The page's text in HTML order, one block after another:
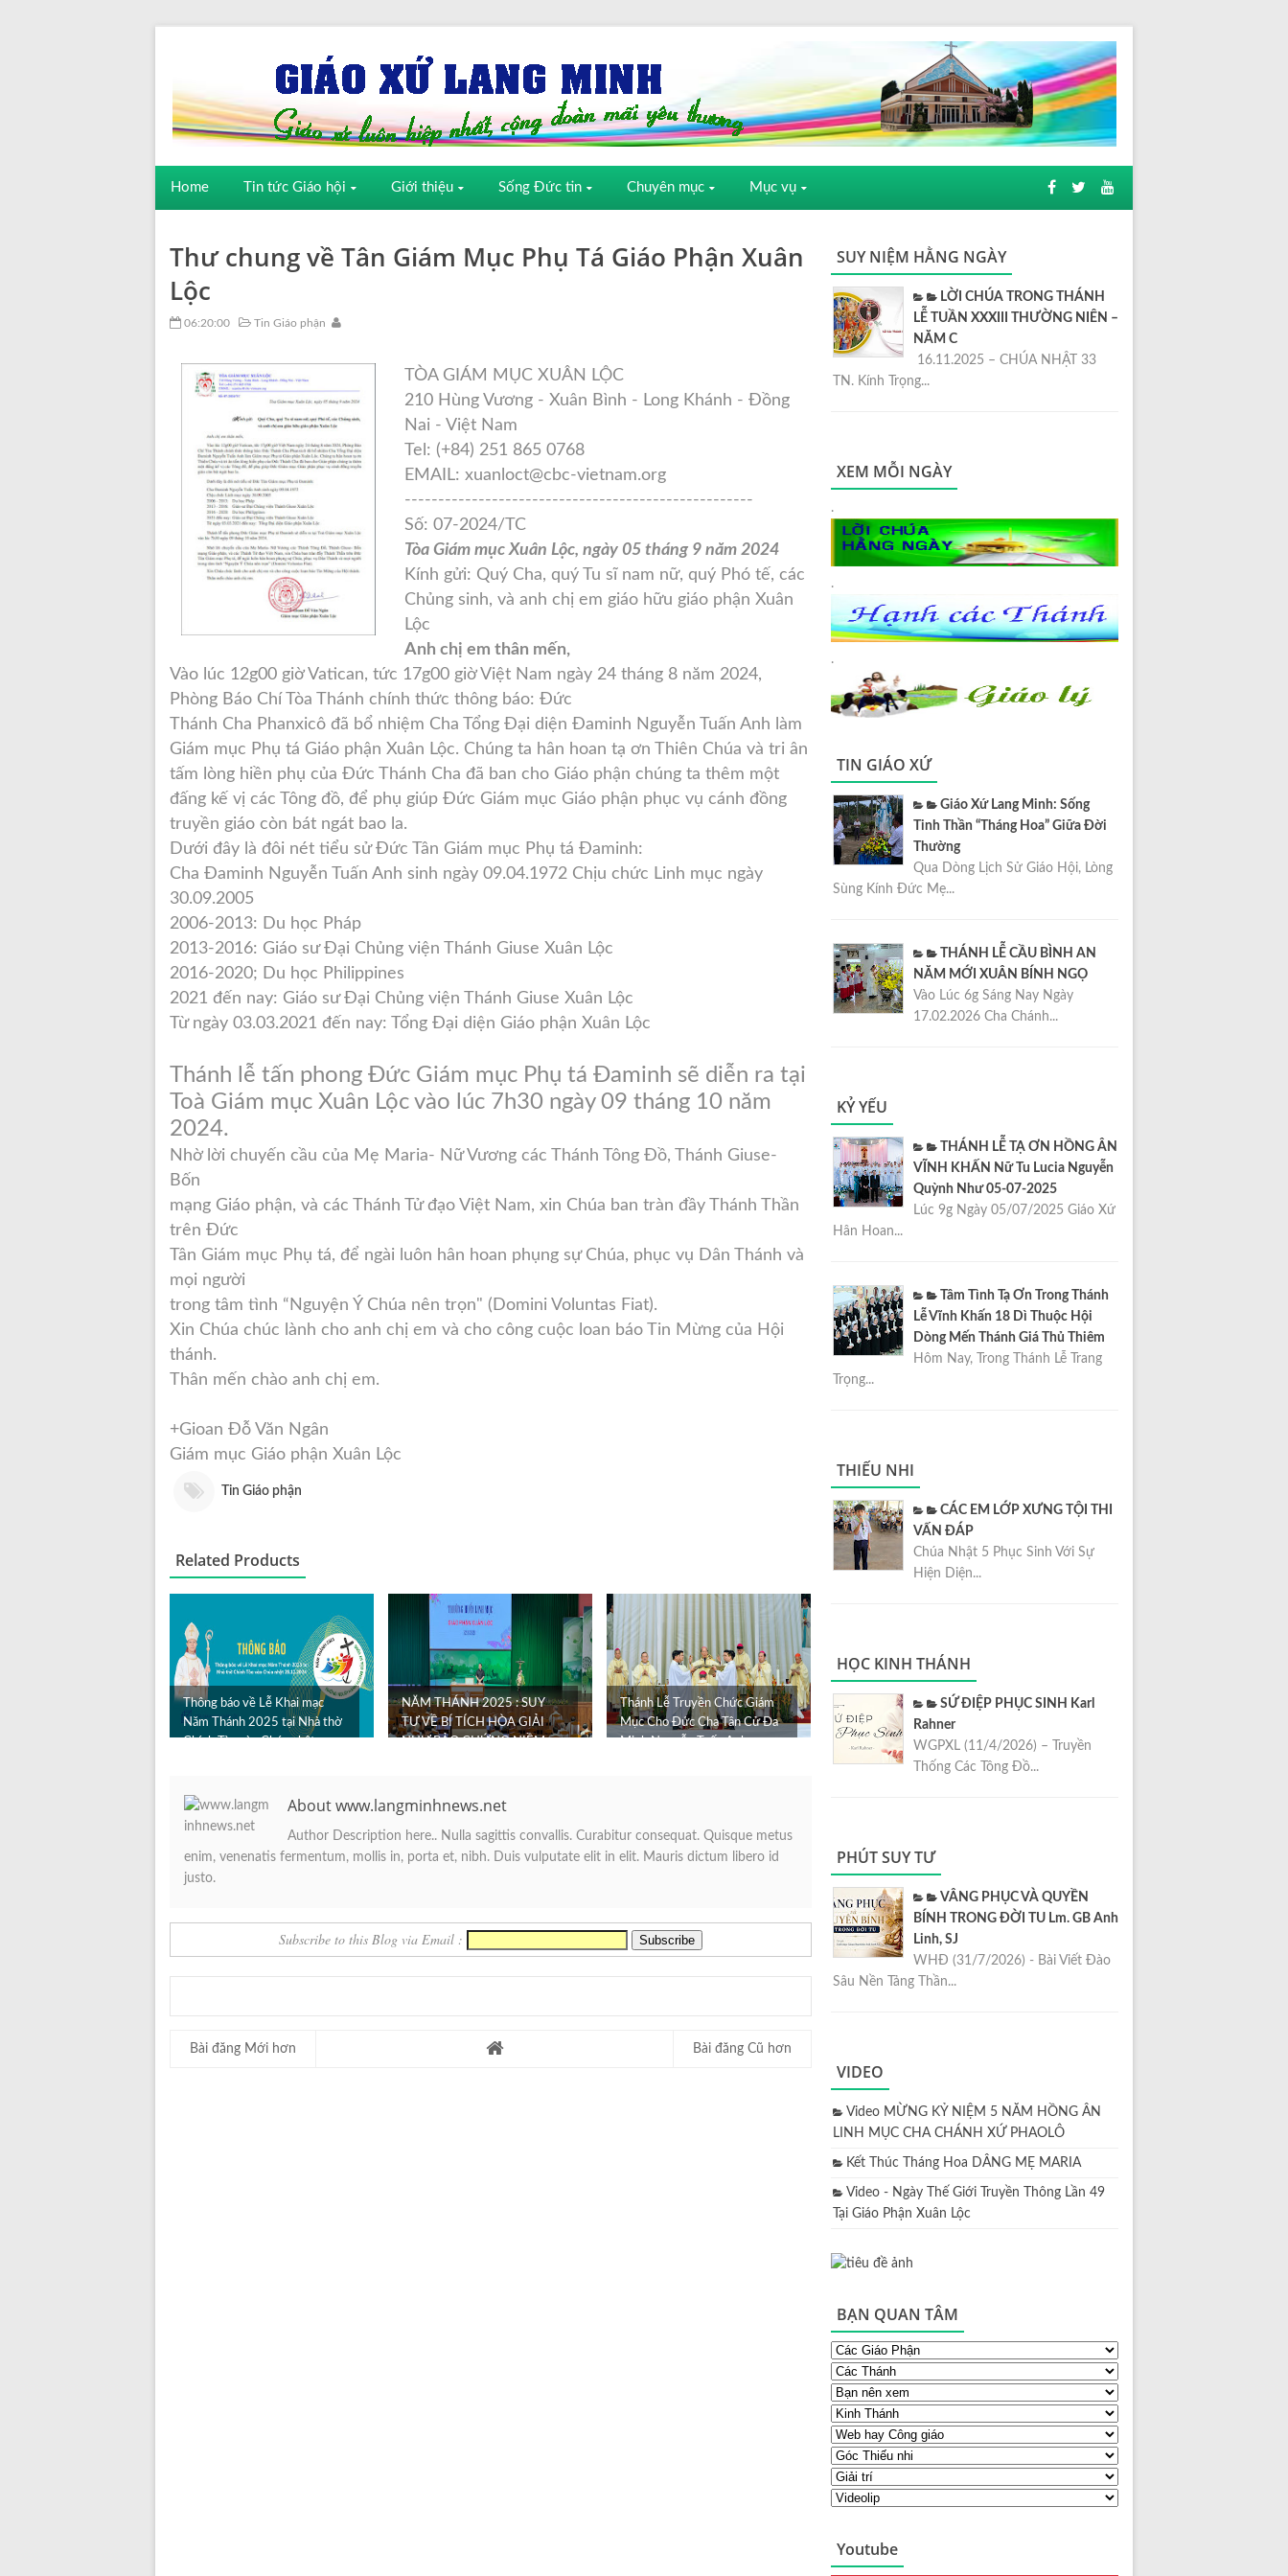
Home Tin tức Giáo hội Giới thiệu Sống Đức tin Chuyên mục Mục vụ
Thư chung về Tân Giám Mục Phụ Tá Giáo Phận Xuân
Lộc
06:20:00 Tin Giáo phận
TÒA GIÁM MỤC XUÂN LỘC
210 Hùng Vương - Xuân Bình - Long Khánh - Đồng
Nai - Việt Nam
Tel: (+84) 251 865 0768
EMAIL: xuanloct@cbc-vietnam.org
----------------------------------------------------
Số: 07-2024/TC
Tòa Giám mục Xuân Lộc, ngày 05 tháng 9 năm 2024
Kính gửi: Quý Cha, quý Tu sĩ nam nữ, quý Phó tế, các
Chủng sinh, và anh chị em giáo hữu giáo phận Xuân
Lộc
Anh chị em thân mến,
Vào lúc 12g00 giờ Vatican, tức 17g00 giờ Việt Nam ngày 24 tháng 8 năm 2024,
Phòng Báo Chí Tòa Thánh chính thức thông báo: Đức
Thánh Cha Phanxicô đã bổ nhiệm Cha Tổng Đại diện Đaminh Nguyễn Tuấn Anh làm
Giám mục Phụ tá Giáo phận Xuân Lộc. Chúng ta hân hoan tạ ơn Thiên Chúa và tri ân
tấm lòng hiền phụ của Đức Thánh Cha đã ban cho Giáo phận chúng ta thêm một
đấng kế vị các Tông đồ, để phụ giúp Đức Giám mục Giáo phận phục vụ cánh đồng
truyền giáo còn bát ngát bao la.
Dưới đây là đôi nét tiểu sử Đức Tân Giám mục Phụ tá Đaminh:
Cha Đaminh Nguyễn Tuấn Anh sinh ngày 09.04.1972 Chịu chức Linh mục ngày
30.09.2005
2006-2013: Du học Pháp
2013-2016: Giáo sư Đại Chủng viện Thánh Giuse Xuân Lộc
2016-2020; Du học Philippines
2021 đến nay: Giáo sư Đại Chủng viện Thánh Giuse Xuân Lộc
Từ ngày 03.03.2021 đến nay: Tổng Đại diện Giáo phận Xuân Lộc
Thánh lễ tấn phong Đức Giám mục Phụ tá Đaminh sẽ diễn ra tại
Toà Giám mục Xuân Lộc vào lúc 7h30 ngày 09 tháng 10 năm
2024.
Nhờ lời chuyến cầu của Mẹ Maria- Nữ Vương các Thánh Tông Đồ, Thánh Giuse-
Bốn
mạng Giáo phận, và các Thánh Tử đạo Việt Nam, xin Chúa ban tràn đầy Thánh Thần
trên Đức
Tân Giám mục Phụ tá, để ngài luôn hân hoan phụng sự Chúa, phục vụ Dân Thánh và
mọi người
trong tâm tình “Nguyện Ý Chúa nên trọn" (Domini Voluntas Fiat).
Xin Chúa chúc lành cho anh chị em và cho công cuộc loan báo Tin Mừng của Hội
thánh.
Thân mến chào anh chị em.
+Gioan Đỗ Văn Ngân
Giám mục Giáo phận Xuân Lộc
Tin Giáo phận
Related Products
Thông báo về Lễ Khai mạc
Năm Thánh 2025 tại Nhà thờ
Chính Tòa vào Chúa nhật
NĂM THÁNH 2025 : SUY
TƯ VỀ BÍ TÍCH HÒA GIẢI
NHƯ BẢO CHỨNG NIỀM
Thánh Lễ Truyền Chức Giám
Mục Cho Đức Cha Tân Cử Đa
Minh Nguyễn Tuấn Anh
About www.langminhnews.net
Author Description here.. Nulla sagittis convallis. Curabitur consequat. Quisque metus
enim, venenatis fermentum, mollis in, porta et, nibh. Duis vulputate elit in elit. Mauris dictum libero id
justo.
Subscribe to this Blog via Email :
Bài đăng Mới hơn Bài đăng Cũ hơn
SUY NIỆM HẰNG NGÀY
LỜI CHÚA TRONG THÁNH
LỄ TUẦN XXXIII THƯỜNG NIÊN –
NĂM C
16.11.2025 – CHÚA NHẬT 33
TN. Kính Trọng...
XEM MỖI NGÀY
.
.
.
TIN GIÁO XỨ
Giáo Xứ Lang Minh: Sống
Tinh Thần “Tháng Hoa” Giữa Đời
Thường
Qua Dòng Lịch Sử Giáo Hội, Lòng
Sùng Kính Đức Mẹ...
THÁNH LỄ CẦU BÌNH AN
NĂM MỚI XUÂN BÍNH NGỌ
Vào Lúc 6g Sáng Nay Ngày
17.02.2026 Cha Chánh...
KỶ YẾU
THÁNH LỄ TẠ ƠN HỒNG ÂN
VĨNH KHẤN Nữ Tu Lucia Nguyễn
Quỳnh Như 05-07-2025
Lúc 9g Ngày 05/07/2025 Giáo Xứ
Hân Hoan...
Tâm Tình Tạ Ơn Trong Thánh
Lễ Vĩnh Khấn 18 Dì Thuộc Hội
Dòng Mến Thánh Giá Thủ Thiêm
Hôm Nay, Trong Thánh Lễ Trang
Trọng...
THIẾU NHI
CÁC EM LỚP XƯNG TỘI THI
VẤN ĐÁP
Chúa Nhật 5 Phục Sinh Với Sự
Hiện Diện...
HỌC KINH THÁNH
SỨ ĐIỆP PHỤC SINH Karl
Rahner
WGPXL (11/4/2026) – Truyền
Thống Các Tông Đồ...
PHÚT SUY TƯ
VÂNG PHỤC VÀ QUYỀN
BÍNH TRONG ĐỜI TU Lm. GB Anh
Linh, SJ
WHĐ (31/7/2026) - Bài Viết Đào
Sâu Nền Tảng Thần...
VIDEO
Video MỪNG KỶ NIỆM 5 NĂM HỒNG ÂN
LINH MỤC CHA CHÁNH XỨ PHAOLÔ
Kết Thúc Tháng Hoa DÂNG MẸ MARIA
Video - Ngày Thế Giới Truyền Thông Lần 49
Tại Giáo Phận Xuân Lộc
BẠN QUAN TÂM
Youtube